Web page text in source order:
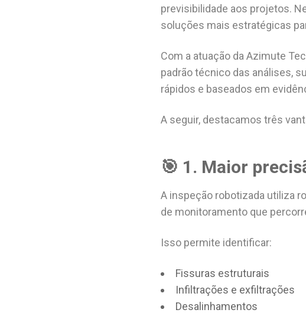
previsibilidade aos projetos.
soluções mais estratégicas
Com a atuação da Azimute
padrão técnico das análises,
rápidos e baseados em
A seguir, destacamos três
🎯 1. Maior
A inspeção robotizada utiliza
de monitoramento que
Isso permite identificar:
Fissuras estruturais
Infiltrações e exfiltrações
Desalinhamentos